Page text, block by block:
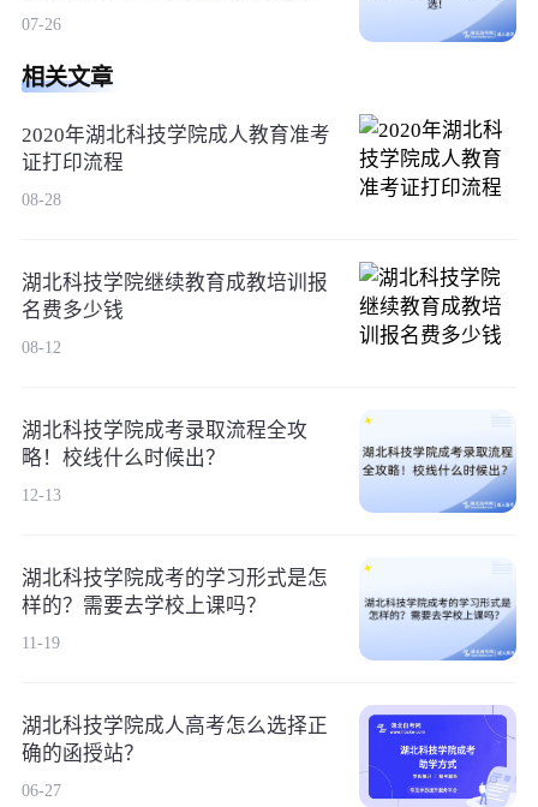
07-26
相关文章
2020年湖北科技学院成人教育准考
证打印流程
08-28
湖北科技学院继续教育成教培训报
名费多少钱
08-12
湖北科技学院成考录取流程全攻
略！校线什么时候出？
12-13
湖北科技学院成考的学习形式是怎
样的？需要去学校上课吗？
11-19
湖北科技学院成人高考怎么选择正
确的函授站？
06-27